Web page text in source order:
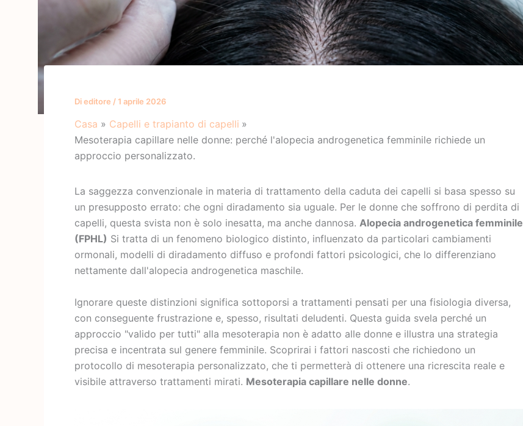
Dieditore /1 aprile 2026
Casa
Capelli e trapianto di capelli
Mesoterapia capillare nelle donne: perché l'alopecia androgenetica femminile richiede un
approccio personalizzato.
La saggezza convenzionale in materia di trattamento della caduta dei capelli si basa spesso su
un presupposto errato: che ogni diradamento sia uguale. Per le donne che soffrono di perdita di
capelli, questa svista non è solo inesatta, ma anche dannosa. Alopecia androgenetica femminile
(FPHL) Si tratta di un fenomeno biologico distinto, influenzato da particolari cambiamenti
ormonali, modelli di diradamento diffuso e profondi fattori psicologici, che lo differenziano
nettamente dall'alopecia androgenetica maschile.
Ignorare queste distinzioni significa sottoporsi a trattamenti pensati per una fisiologia diversa,
con conseguente frustrazione e, spesso, risultati deludenti. Questa guida svela perché un
approccio "valido per tutti" alla mesoterapia non è adatto alle donne e illustra una strategia
precisa e incentrata sul genere femminile. Scoprirai i fattori nascosti che richiedono un
protocollo di mesoterapia personalizzato, che ti permetterà di ottenere una ricrescita reale e
visibile attraverso trattamenti mirati. Mesoterapia capillare nelle donne.